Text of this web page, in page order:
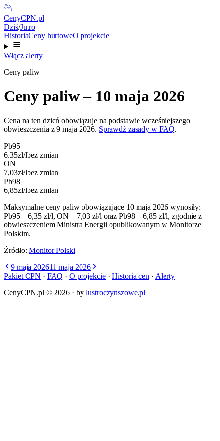
CenyCPN.pl
Dziś/Jutro
HistoriaCeny hurtoweO projekcie
Włącz alerty
Ceny paliw
Ceny paliw – 10 maja 2026
Cena na ten dzień obowiązuje na podstawie wcześniejszego
obwieszczenia z 9 maja 2026. Sprawdź zasady w FAQ.
Pb95
6,35zł/lbez zmian
ON
7,03zł/lbez zmian
Pb98
6,85zł/lbez zmian
Maksymalne ceny paliw obowiązujące 10 maja 2026 wynosiły:
Pb95 – 6,35 zł/l, ON – 7,03 zł/l oraz Pb98 – 6,85 zł/l, zgodnie z
obwieszczeniem Ministra Energii opublikowanym w Monitorze
Polskim.
Źródło: Monitor Polski
9 maja 202611 maja 2026
Pakiet CPN · FAQ · O projekcie · Historia cen · Alerty
CenyCPN.pl © 2026 · by lustroczynszowe.pl